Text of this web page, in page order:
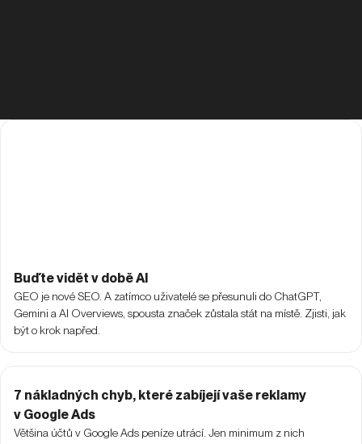
Buďte vidět v době AI
GEO je nové SEO. A zatímco uživatelé se přesunuli do ChatGPT,
Gemini a AI Overviews, spousta značek zůstala stát na místě. Zjisti, jak
být o krok napřed.
7 nákladných chyb, které zabíjejí vaše reklamy
v Google Ads
Většina účtů v Google Ads peníze utrácí. Jen minimum z nich